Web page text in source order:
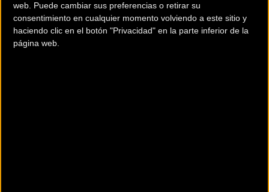
web. Puede cambiar sus preferencias o retirar su
consentimiento en cualquier momento volviendo a este sitio y
haciendo clic en el botón "Privacidad" en la parte inferior de la
página web.
Comercios Bz Premium
ESCAPA BARCELONA NORD